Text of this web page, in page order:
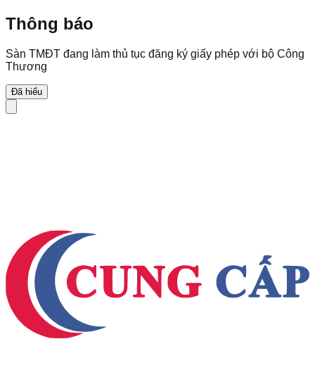
Thông báo
Sàn TMĐT đang làm thủ tục đăng ký giấy phép với bộ Công
Thương
Đã hiểu